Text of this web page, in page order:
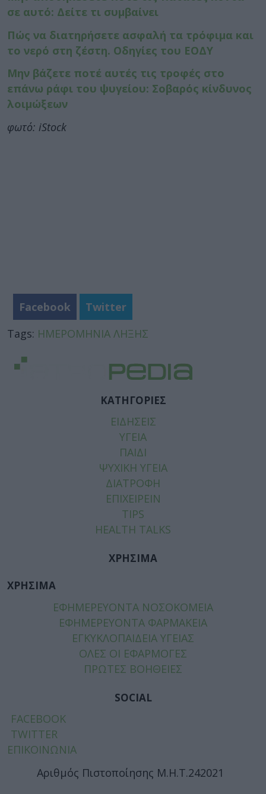
σε αυτό: Δείτε τι συμβαίνει
Πώς να διατηρήσετε ασφαλή τα τρόφιμα και
το νερό στη ζέστη. Οδηγίες του ΕΟΔΥ
Μην βάζετε ποτέ αυτές τις τροφές στο
επάνω ράφι του ψυγείου: Σοβαρός κίνδυνος
λοιμώξεων
φωτό: iStock
Facebook
Twitter
Tags: ΗΜΕΡΟΜΗΝΙΑ ΛΗΞΗΣ
ΚΑΤΗΓΟΡΙΕΣ
ΕΙΔΗΣΕΙΣ
ΥΓΕΙΑ
ΠΑΙΔΙ
ΨΥΧΙΚΗ ΥΓΕΙΑ
ΔΙΑΤΡΟΦΗ
ΕΠΙΧΕΙΡΕΙΝ
TIPS
HEALTH TALKS
ΧΡΗΣΙΜΑ
ΧΡΗΣΙΜΑ
ΕΦΗΜΕΡΕΥΟΝΤΑ ΝΟΣΟΚΟΜΕΙΑ
ΕΦΗΜΕΡΕΥΟΝΤΑ ΦΑΡΜΑΚΕΙΑ
ΕΓΚΥΚΛΟΠΑΙΔΕΙΑ ΥΓΕΙΑΣ
ΟΛΕΣ ΟΙ ΕΦΑΡΜΟΓΕΣ
ΠΡΩΤΕΣ ΒΟΗΘΕΙΕΣ
SOCIAL
FACEBOOK
TWITTER
ΕΠΙΚΟΙΝΩΝΙΑ
Αριθμός Πιστοποίησης Μ.Η.Τ.242021